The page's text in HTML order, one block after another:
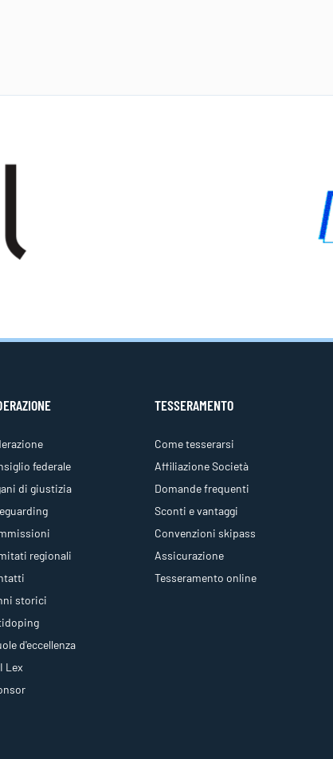
federale
di giustizia
regionali
storici
d'eccellenza
Lex
TESSERAMENTO
Come tesserarsi
Affiliazione Società
Domande frequenti
Sconti e vantaggi
Convenzioni skipass
Assicurazione
Tesseramento online